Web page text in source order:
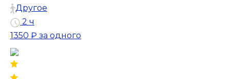
Другое
2 ч
1350 ₽ за одного